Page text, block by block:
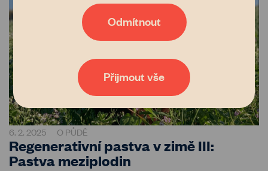
6. 2. 2025 O PŮDĚ
Regenerativní pastva v zimě III:
Pastva meziplodin
stejně jako nám o zastavení znehodnocování půdy v Česku.
Díky tomu, že nám dáte možnost uchovávat data o vaší
aktivitě na našem webu, bude naše poradenství, databáze
vlastníků i zemědělců nebo například generátor
vás zajímají podrobnosti, přečtěte si našezásady
zpracování osobních údajů
. Tak co, věříte nám?
Odmítnout
Přijmout vše